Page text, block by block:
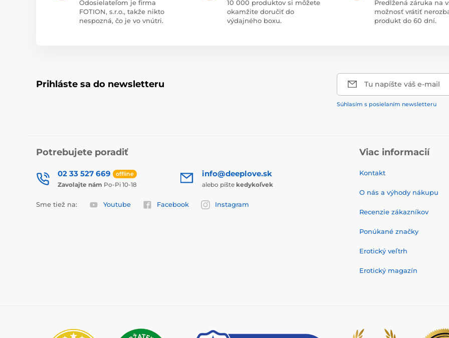
Odosielateľom je firma
FOTION, s.r.o., takže nikto
nespozná, čo je vo vnútri.
10 000 produktov si môžete
okamžite doručiť do
výdajného boxu.
Predĺžená záruka na
možnosť vrátiť
produkt do 60 dní.
Prihláste sa do newsletteru Tu napíšte váš e-mail
Súhlasím s posielaním newsletteru
Potrebujete poradiť
02 33 527 669 offline
Zavolajte nám Po-Pi 10-18
info@deeplove.sk
alebo píšte kedykoľvek
Sme tiež na: Youtube Facebook Instagram
Viac informacií
Kontakt
O nás a výhody nákupu
Recenzie zákazníkov
Ponúkané značky
Erotický veľtrh
Erotický magazín